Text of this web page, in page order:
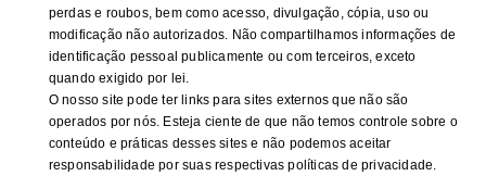
perdas e roubos, bem como acesso, divulgação, cópia, uso ou
modificação não autorizados. Não compartilhamos informações de
identificação pessoal publicamente ou com terceiros, exceto
quando exigido por lei.
O nosso site pode ter links para sites externos que não são
operados por nós. Esteja ciente de que não temos controle sobre o
conteúdo e práticas desses sites e não podemos aceitar
responsabilidade por suas respectivas políticas de privacidade.